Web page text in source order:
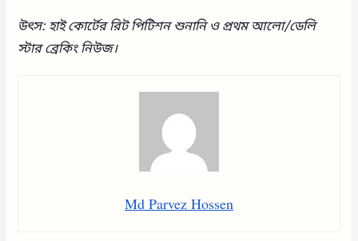
উৎস: হাই কোর্টের রিট পিটিশন শুনানি ও প্রথম আলো/ডেলি
স্টার ব্রেকিং নিউজ।
Md Parvez Hossen